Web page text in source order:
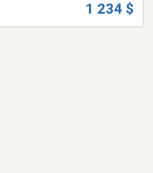
1 234 $